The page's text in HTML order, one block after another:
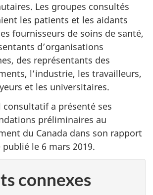
Les groupes consultés
les patients et les aidants
fournisseurs de soins de santé,
d’organisations
des représentants des
l’industrie, les travailleurs,
et les universitaires.
consultatif a présenté ses
préliminaires au
du Canada dans son rapport
le 6 mars 2019.
connexes